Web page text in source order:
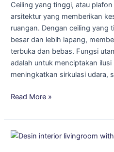
Ceiling yang tinggi, atau
arsitektur yang memberikan
ruangan. Dengan ceiling yang
besar dan lebih lapang,
terbuka dan bebas. Fungsi
adalah untuk menciptakan
meningkatkan sirkulasi udara,
Megah
dan
Elegan
Read More »
Ide